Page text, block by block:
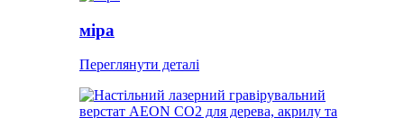
міра
Переглянути деталі